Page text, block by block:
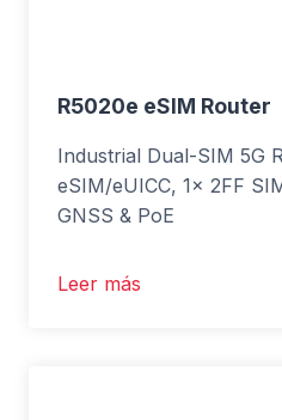
R5020e eSIM Router
Industrial Dual-SIM 5G
eSIM/eUICC, 1x 2FF
GNSS & PoE
Leer más